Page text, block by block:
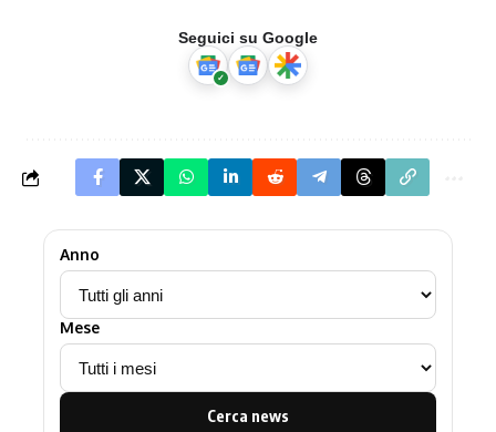
Seguici su Google
Anno
Mese
Cerca news